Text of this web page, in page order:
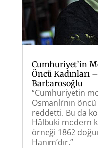
Cumhuriyet’in
Öncü Kadınları
Barbarosoğlu
“Cumhuriyetin
Osmanlı’nın
reddetti. Bu da
Hâlbuki modern
örneği 1862
Hanım’dır.”